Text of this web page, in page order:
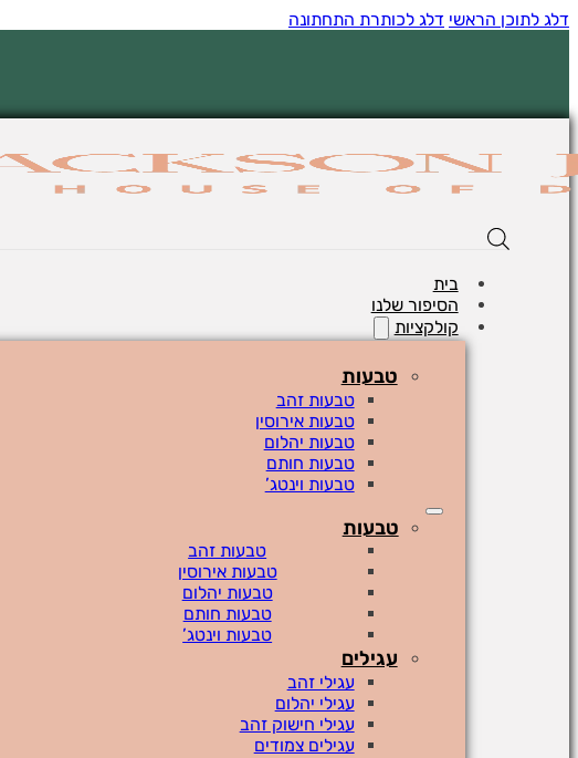
דלג לתוכן הראשי דלג לכותרת התחתונה
בית
הסיפור שלנו
קולקציות
טבעות
טבעות זהב
טבעות אירוסין
טבעות יהלום
טבעות חותם
טבעות וינטג’
טבעות
טבעות זהב
טבעות אירוסין
טבעות יהלום
טבעות חותם
טבעות וינטג’
עגילים
עגילי זהב
עגילי יהלום
עגילי חישוק זהב
עגילים צמודים